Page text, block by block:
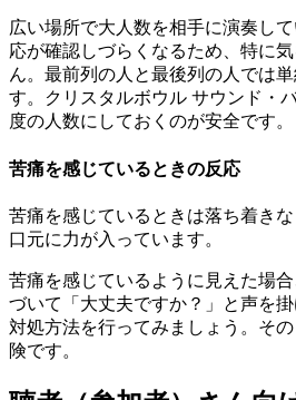
広い場所で大人数を相手に演奏し
応が確認しづらくなるため、特に
ん。最前列の人と最後列の人では
す。クリスタルボウル サウンド・
度の人数にしておくのが安全です。
苦痛を感じているときの反応
苦痛を感じているときは落ち着き
口元に力が入っています。
苦痛を感じているように見えた場
づいて「大丈夫ですか？」と声を
対処方法を行ってみましょう。そ
険です。